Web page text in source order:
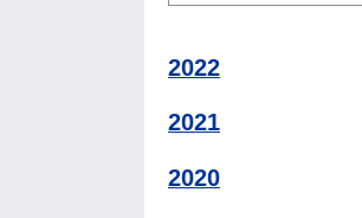
2022
2021
2020